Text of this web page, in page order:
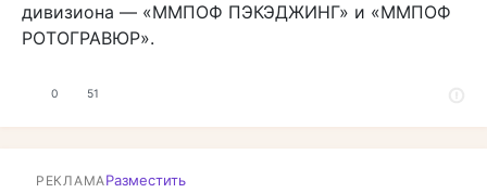
дивизиона — «ММПОФ ПЭКЭДЖИНГ» и «ММПОФ
РОТОГРАВЮР».
0 51
РЕКЛАМАРазместить